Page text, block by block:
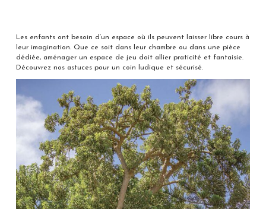
Les enfants ont besoin d’un espace où ils peuvent laisser libre cours à
leur imagination. Que ce soit dans leur chambre ou dans une pièce
dédiée, aménager un espace de jeu doit allier praticité et fantaisie.
Découvrez nos astuces pour un coin ludique et sécurisé.